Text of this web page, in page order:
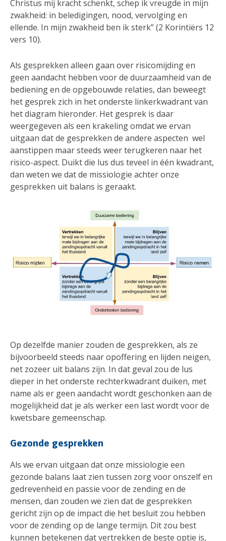
Christus mij kracht schenkt, schep ik vreugde in mijn
zwakheid: in beledigingen, nood, vervolging en
ellende. In mijn zwakheid ben ik sterk” (2 Korintiërs 12
vers 10).
Als gesprekken alleen gaan over risicomijding en
geen aandacht hebben voor de duurzaamheid van de
bediening en de opgebouwde relaties, dan beweegt
het gesprek zich in het onderste linkerkwadrant van
het diagram hieronder. Het gesprek is daar
weergegeven als een krakeling omdat we ervan
uitgaan dat de gesprekken de andere aspecten wel
aanstippen maar steeds weer terugkeren naar het
risico-aspect. Duikt die lus dus teveel in één kwadrant,
dan weten we dat de missiologie achter onze
gesprekken uit balans is geraakt.
Op dezelfde manier zouden de gesprekken, als ze
bijvoorbeeld steeds naar opoffering en lijden neigen,
net zozeer uit balans zijn. In dat geval zou de lus
dieper in het onderste rechterkwadrant duiken, met
name als er geen aandacht wordt geschonken aan de
mogelijkheid dat je als werker een last wordt voor de
kwetsbare gemeenschap.
Gezonde gesprekken
Als we ervan uitgaan dat onze missiologie een
gezonde balans laat zien tussen zorg voor onszelf en
gedrevenheid en passie voor de zending en de
mensen, dan zouden we zien dat de gesprekken
gericht zijn op de impact die het besluit zou hebben
voor de zending op de lange termijn. Dit zou best
kunnen betekenen dat vertrekken de beste optie is,